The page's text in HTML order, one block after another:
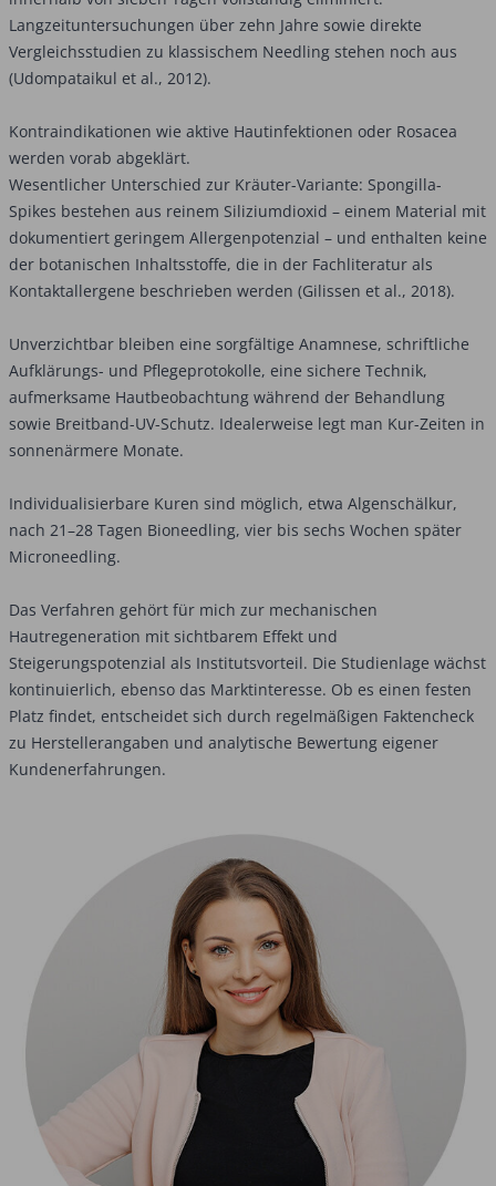
Langzeituntersuchungen über zehn Jahre sowie direkte
Vergleichsstudien zu klassischem Needling stehen noch aus
(Udompataikul et al., 2012).
Kontraindikationen wie aktive Hautinfektionen oder Rosacea
werden vorab abgeklärt.
Wesentlicher Unterschied zur Kräuter-Variante: Spongilla-
Spikes bestehen aus reinem Siliziumdioxid – einem Material mit
dokumentiert geringem Allergenpotenzial – und enthalten keine
der botanischen Inhaltsstoffe, die in der Fachliteratur als
Kontaktallergene beschrieben werden (Gilissen et al., 2018).
Unverzichtbar bleiben eine sorgfältige Anamnese, schriftliche
Aufklärungs- und Pflegeprotokolle, eine sichere Technik,
aufmerksame Hautbeobachtung während der Behandlung
sowie Breitband-UV-Schutz. Idealerweise legt man Kur-Zeiten in
sonnenärmere Monate.
Individualisierbare Kuren sind möglich, etwa Algenschälkur,
nach 21–28 Tagen Bioneedling, vier bis sechs Wochen später
Microneedling.
Das Verfahren gehört für mich zur mechanischen
Hautregeneration mit sichtbarem Effekt und
Steigerungspotenzial als Institutsvorteil. Die Studienlage wächst
kontinuierlich, ebenso das Marktinteresse. Ob es einen festen
Platz findet, entscheidet sich durch regelmäßigen Faktencheck
zu Herstellerangaben und analytische Bewertung eigener
Kundenerfahrungen.